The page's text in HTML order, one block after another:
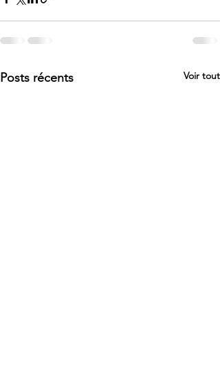
Posts récents Voir tout